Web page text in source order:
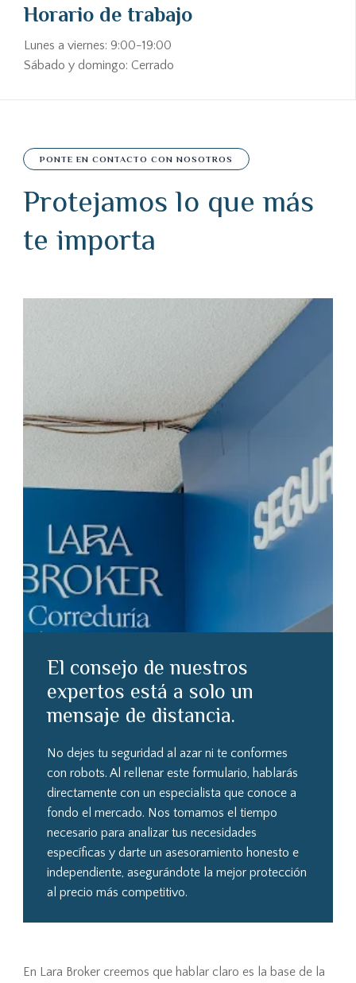
Horario de trabajo
Lunes a viernes: 9:00-19:00
Sábado y domingo: Cerrado
PONTE EN CONTACTO CON NOSOTROS
Protejamos lo que más
te importa
El consejo de nuestros
expertos está a solo un
mensaje de distancia.
No dejes tu seguridad al azar ni te conformes
con robots. Al rellenar este formulario, hablarás
directamente con un especialista que conoce a
fondo el mercado. Nos tomamos el tiempo
necesario para analizar tus necesidades
específicas y darte un asesoramiento honesto e
independiente, asegurándote la mejor protección
al precio más competitivo.
En Lara Broker creemos que hablar claro es la base de la